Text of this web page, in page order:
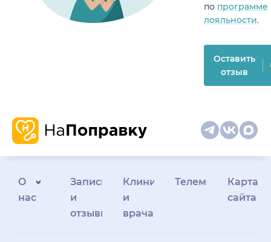
по программе
лояльности.
Оставить
отзыв
О
нас
Запись
и
отзывы
Клиникам
и
врачам
Телемедицина
Карта
сайта